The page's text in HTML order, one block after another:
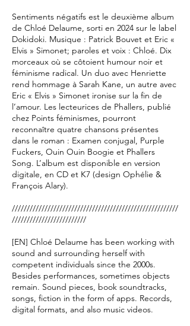
Sentiments négatifs est le deuxième album
de Chloé Delaume, sorti en 2024 sur le label
Dokidoki. Musique : Patrick Bouvet et Eric «
Elvis » Simonet; paroles et voix : Chloé. Dix
morceaux où se côtoient humour noir et
féminisme radical. Un duo avec Henriette
rend hommage à Sarah Kane, un autre avec
Eric « Elvis » Simonet ironise sur la fin de
l’amour. Les lecteurices de Phallers, publié
chez Points féminismes, pourront
reconnaître quatre chansons présentes
dans le roman : Examen conjugal, Purple
Fuckers, Ouin Ouin Boogie et Phallers
Song. L’album est disponible en version
digitale, en CD et K7 (design Ophélie &
François Alary).
////////////////////////////////////////////////////////
/////////////////////////
[EN] Chloé Delaume has been working with
sound and surrounding herself with
competent individuals since the 2000s.
Besides performances, sometimes objects
remain. Sound pieces, book soundtracks,
songs, fiction in the form of apps. Records,
digital formats, and also music videos.